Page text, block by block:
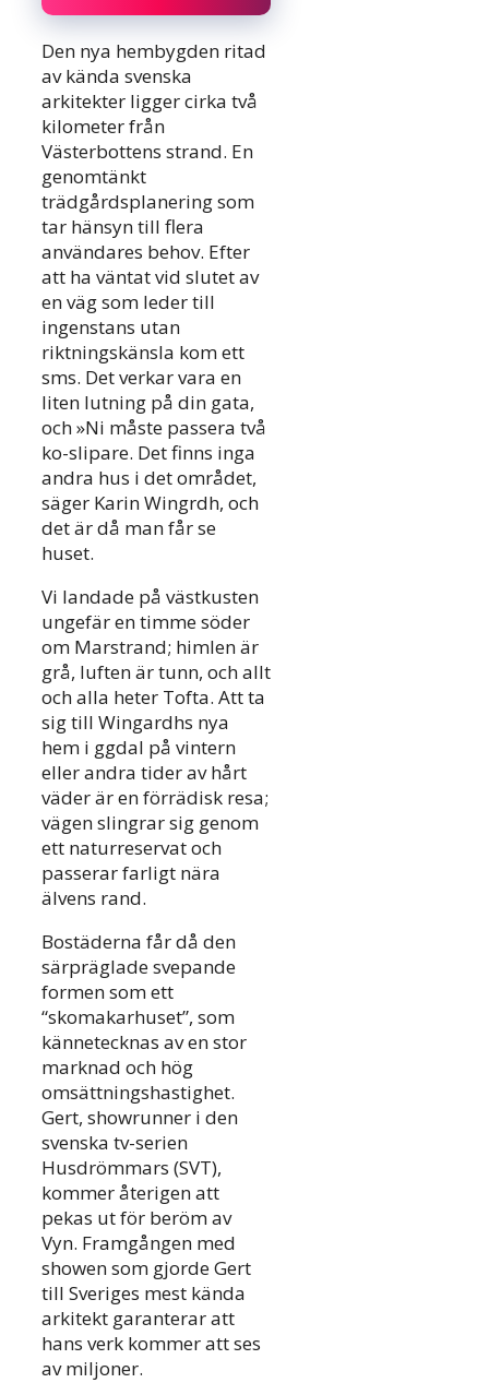
Den nya hembygden ritad
av kända svenska
arkitekter ligger cirka två
kilometer från
Västerbottens strand. En
genomtänkt
trädgårdsplanering som
tar hänsyn till flera
användares behov. Efter
att ha väntat vid slutet av
en väg som leder till
ingenstans utan
riktningskänsla kom ett
sms. Det verkar vara en
liten lutning på din gata,
och »Ni måste passera två
ko-slipare. Det finns inga
andra hus i det området,
säger Karin Wingrdh, och
det är då man får se
huset.
Vi landade på västkusten
ungefär en timme söder
om Marstrand; himlen är
grå, luften är tunn, och allt
och alla heter Tofta. Att ta
sig till Wingardhs nya
hem i ggdal på vintern
eller andra tider av hårt
väder är en förrädisk resa;
vägen slingrar sig genom
ett naturreservat och
passerar farligt nära
älvens rand.
Bostäderna får då den
särpräglade svepande
formen som ett
“skomakarhuset”, som
kännetecknas av en stor
marknad och hög
omsättningshastighet.
Gert, showrunner i den
svenska tv-serien
Husdrömmars (SVT),
kommer återigen att
pekas ut för beröm av
Vyn. Framgången med
showen som gjorde Gert
till Sveriges mest kända
arkitekt garanterar att
hans verk kommer att ses
av miljoner.